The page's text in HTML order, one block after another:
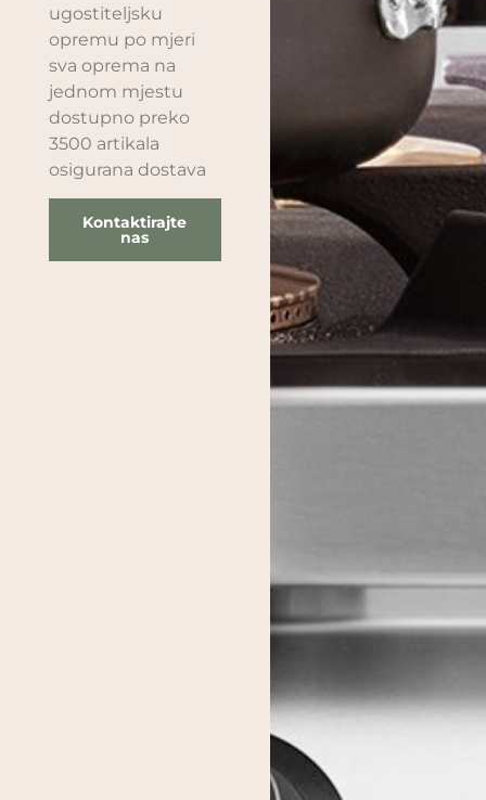
ugostiteljsku
opremu po mjeri
sva oprema na
jednom mjestu
dostupno preko
3500 artikala
osigurana dostava
Kontaktirajte
nas